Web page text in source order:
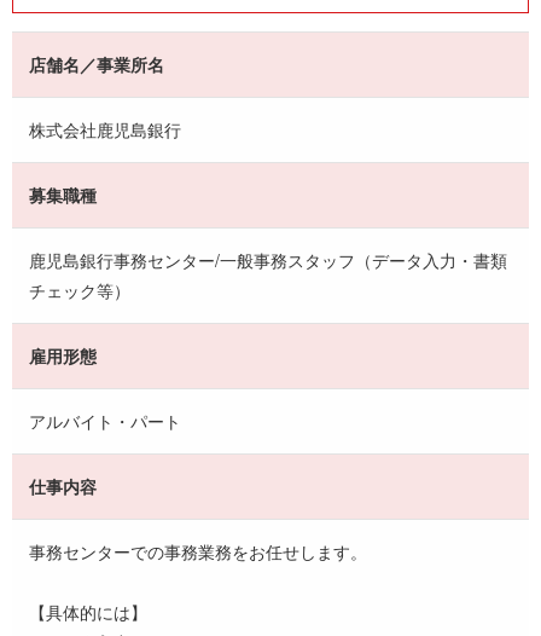
店舗名／事業所名
株式会社鹿児島銀行
募集職種
鹿児島銀行事務センター/一般事務スタッフ（データ入力・書類
チェック等）
雇用形態
アルバイト・パート
仕事内容
事務センターでの事務業務をお任せします。
【具体的には】